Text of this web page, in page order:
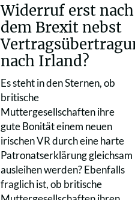
Widerruf erst nach
dem Brexit nebst
nach Irland?
Es steht in den Sternen, ob
britische
Muttergesellschaften ihre
gute Bonität einem neuen
irischen VR durch eine harte
Patronatserklärung gleichsam
ausleihen werden? Ebenfalls
fraglich ist, ob britische